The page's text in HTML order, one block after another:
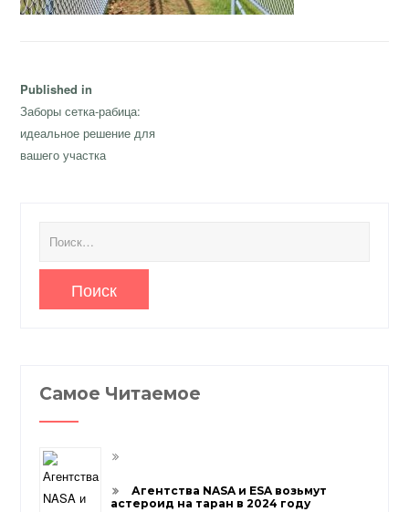
Навигация
по
записям
Published in
Заборы сетка-рабица:
идеальное решение для
вашего участка
Самое Читаемое
Агентства NASA и ESA возьмут
астероид на таран в 2024 году